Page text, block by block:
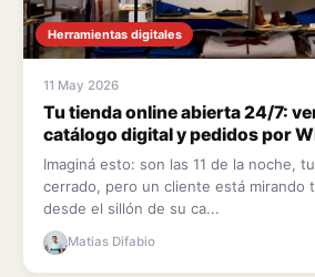
Herramientas digitales
11 May 2026
Tu tienda online abierta 24/7:
catálogo digital y pedidos por
Imaginá esto: son las 11 de la noche,
cerrado, pero un cliente está mirando
desde el sillón de su ca...
Matias Difabio